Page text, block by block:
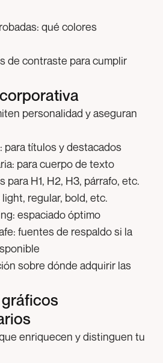
qué colores
de contraste para cumplir
personalidad y aseguran
para títulos y destacados
para cuerpo de texto
para H1, H2, H3, párrafo, etc.
light, regular, bold, etc.
espaciado óptimo
fuentes de respaldo si la
sobre dónde adquirir las
gráficos
enriquecen y distinguen tu